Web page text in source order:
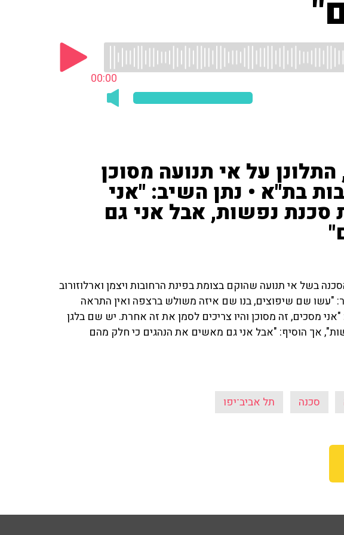
00:00
התלונן על אי תנועה מסוכן
בת"א • נתן השיב: "אני
נפשות, אבל אני גם
בשל אי תנועה שהוקם בצומת בפינת הרחובות ויצמן וארלוזורוב
"עשו שם שיפוצים, בנו שם איזה משולש ברצפה ואין התראה
מסכים, זה מסוכן והיו צריכים לסמן את זה אחרת. יש שם בלגן
אך הוסיף: "אבל אני גם מאשים את הנהגים כי חלק מהם
סכנה תל אביב־יפו